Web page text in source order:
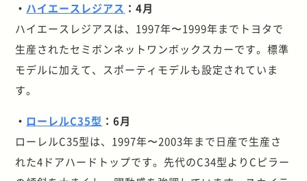
・ ハイエースレジアス ：4月
ハイエースレジアスは、1997年〜1999年までトヨタで
生産されたセミボンネットワンボックスカーです。標準
モデルに加えて、スポーティモデルも設定されていま
す。
・ ローレルC35型 ：6月
ローレルC35型は、1997年〜2003年まで日産で生産さ
れた4ドアハードトップです。先代のC34型よりCピラー